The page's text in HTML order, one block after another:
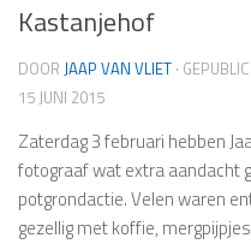
Kastanjehof
DOOR JAAP VAN VLIET ·
15 JUNI 2015
Zaterdag 3 februari hebben
fotograaf wat extra aandacht
potgrondactie. Velen waren
gezellig met koffie,